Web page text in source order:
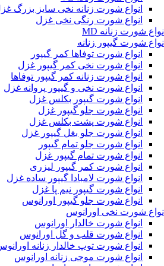
انواع شورت زنانه نخی سایز بزرگ
انواع شورت رنگی نخی غزل
انواع شورت زنانه MD
انواع شورت گیپور زنانه
انواع شورت توفاها کمر گیپور
انواع شورت نخی کمر گیپور غزل
انواع شورت زنانه کمر گیپور توفاها
انواع شورت نخی و گیپور پروانه غزل
انواع شورت گیپور بکلس غزل
انواع شورت جلو گیپور غزل
انواع شورت پشت بکلس غزل
انواع شورت جلو بغل گیپور غزل
انواع شورت جلو تمام گیپور
انواع شورت تمام گیپور غزل
انواع شورت کمر گیپور لیزری
انواع شورت لامبادا گیپور ساده غزل
انواع شورت گیپور نیم پا غزل
انواع شورت جلو گیپور اورانوس
انواع شورت نخی اورانوس
انواع شورت خالدار اورانوس
انواع شورت قلب و گل اورانوس
انواع شورت توپ خالدار زنانه
انواع شورت موجی زنانه اورانوس